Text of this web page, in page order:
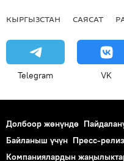
КЫРГЫЗСТАН САЯСАТ
Telegram VK
Долбоор жөнүндө
Байланыш үчүн Пресс-
Компаниялардын